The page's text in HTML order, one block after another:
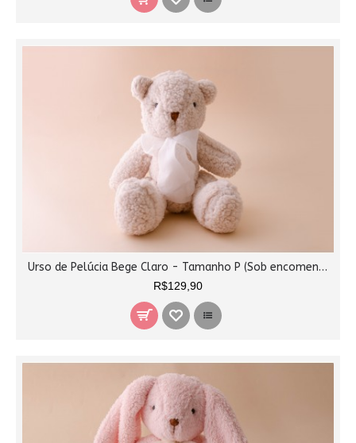
Urso de Pelúcia Bege Claro - Tamanho P (Sob encomenda)
R$129,90